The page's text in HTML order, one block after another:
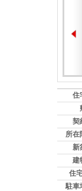
住
契
所在
新
建
住
駐車